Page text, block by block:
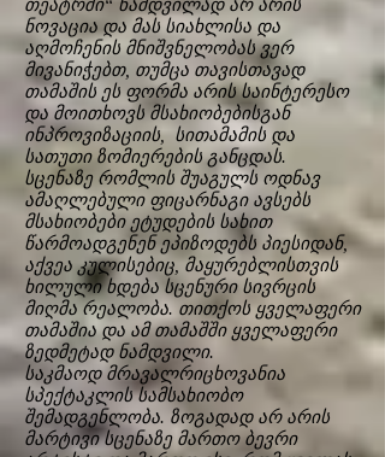
თეატრში“ ნამდვილად არ არის
ნოვაცია და მას სიახლისა და
აღმოჩენის მნიშვნელობას ვერ
მივანიჭებთ, თუმცა თავისთავად
თამაშის ეს ფორმა არის საინტერესო
და მოითხოვს მსახიობებისგან
ინპროვიზაციის, სითამამის და
სათუთი ზომიერების განცდას.
სცენაზე რომლის შუაგულს ოდნავ
ამაღლებული ფიცარნაგი ავსებს
მსახიობები ეტუდების სახით
წარმოადგენენ ეპიზოდებს პიესიდან,
აქვეა კულისებიც, მაყურებლისთვის
ხილული ხდება სცენური სივრცის
მიღმა რეალობა. თითქოს ყველაფერი
თამაშია და ამ თამაშში ყველაფერი
ზედმეტად ნამდვილი.
საკმაოდ მრავალრიცხოვანია
სპექტაკლის სამსახიობო
შემადგენლობა. ზოგადად არ არის
მარტივი სცენაზე მართო ბევრი